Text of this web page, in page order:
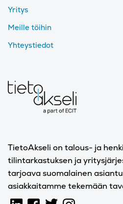
TietoAkseli on talous- ja
tilintarkastuksen ja
tarjoava suomalainen
asiakkaitamme tekemään
Yritys
Meille töihin
Yhteystiedot